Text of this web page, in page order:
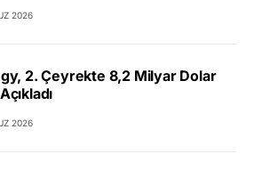
2026
2. Çeyrekte 8,2 Milyar Dolar
2026